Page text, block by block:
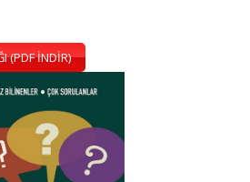
(PDF İNDİR)